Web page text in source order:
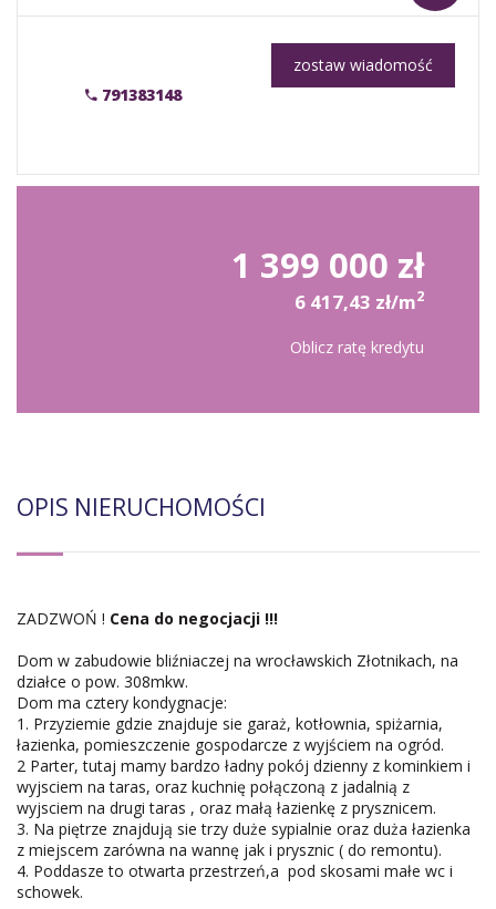
791383148
zostaw wiadomość
1 399 000 zł
6 417,43 zł/m2
Oblicz ratę kredytu
OPIS NIERUCHOMOŚCI
ZADZWOŃ ! Cena do negocjacji !!!
Dom w zabudowie bliźniaczej na wrocławskich Złotnikach, na
działce o pow. 308mkw.
Dom ma cztery kondygnacje:
1. Przyziemie gdzie znajduje sie garaż, kotłownia, spiżarnia,
łazienka, pomieszczenie gospodarcze z wyjściem na ogród.
2 Parter, tutaj mamy bardzo ładny pokój dzienny z kominkiem i
wyjsciem na taras, oraz kuchnię połączoną z jadalnią z
wyjsciem na drugi taras , oraz małą łazienkę z prysznicem.
3. Na piętrze znajdują sie trzy duże sypialnie oraz duża łazienka
z miejscem zarówna na wannę jak i prysznic ( do remontu).
4. Poddasze to otwarta przestrzeń,a pod skosami małe wc i
schowek.